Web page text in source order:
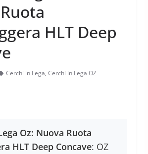
HLT Deep
Cerchi in Lega, Cerchi in Lega OZ
Oz: Nuova Ruota
HLT Deep Concave: OZ